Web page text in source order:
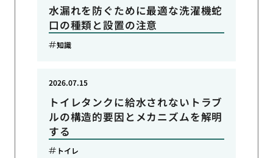
水漏れを防ぐために最適な洗濯機蛇
口の種類と設置の注意
知識
トイレタンクに給水されないトラブ
ルの構造的要因とメカニズムを解明
する
2026.07.15
トイレ